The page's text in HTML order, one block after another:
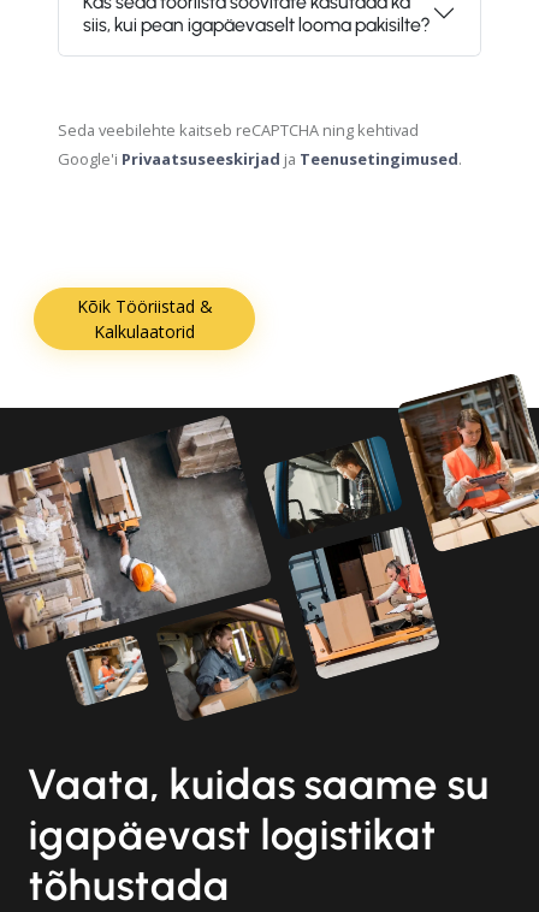
siis, kui pean igapäevaselt looma pakisilte?
Seda veebilehte kaitseb reCAPTCHA ning kehtivad
Google'i Privaatsuseeskirjad ja Teenusetingimused.
Kõik Tööriistad &
Kalkulaatorid
Vaata, kuidas saame su
igapäevast logistikat
tõhustada